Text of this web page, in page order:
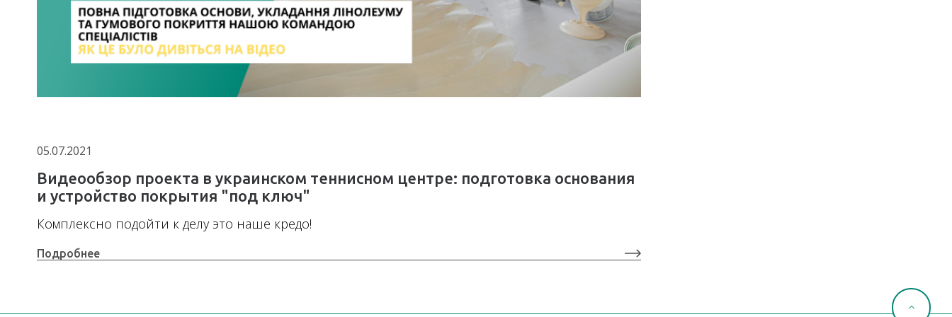
05.07.2021
Видеообзор проекта в украинском теннисном центре: подготовка основания
и устройство покрытия "под ключ"
Комплексно подойти к делу это наше кредо!
Подробнее